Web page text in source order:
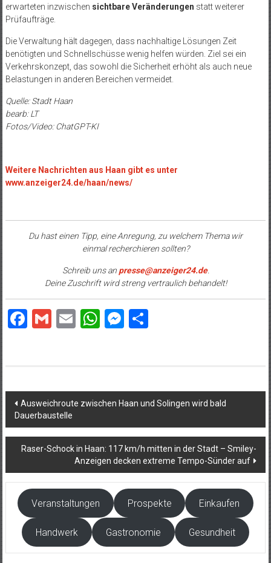
erwarteten inzwischen sichtbare Veränderungen statt weiterer
Prüfaufträge.
Die Verwaltung hält dagegen, dass nachhaltige Lösungen Zeit
benötigten und Schnellschüsse wenig helfen würden. Ziel sei ein
Verkehrskonzept, das sowohl die Sicherheit erhöht als auch neue
Belastungen in anderen Bereichen vermeidet.
Quelle: Stadt Haan
bearb: LT
Fotos/Video: ChatGPT-KI
Weitere Nachrichten aus Haan gibt es unter
www.anzeiger24.de/haan/news/
Du hast einen Tipp, eine Anregung, zu welchem Thema wir
einmal recherchieren sollten?
Schreib uns anpresse@anzeiger24.de.
Deine Zuschrift wird streng vertraulich behandelt!
Facebook
GmailEmailWhatsApp
Messenger
Beitragsnavigation
Ausweichroute zwischen Haan und Solingen wird bald
Dauerbaustelle
Raser-Schock in Haan: 117 km/h mitten in der Stadt – Smiley-
Anzeigen decken extreme Tempo-Sünder auf
Veranstaltungen Prospekte Einkaufen
Handwerk Gastronomie Gesundheit